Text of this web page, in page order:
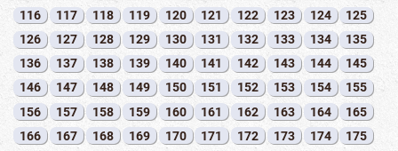
116
117 118 119 120 121 122 123 124
125
126
127 128 129 130 131 132 133 134
135
136
137 138 139 140 141 142 143 144
145
146
147 148 149 150 151 152 153 154
155
156
157 158 159 160 161 162 163 164
165
166
167 168 169 170 171 172 173 174
175